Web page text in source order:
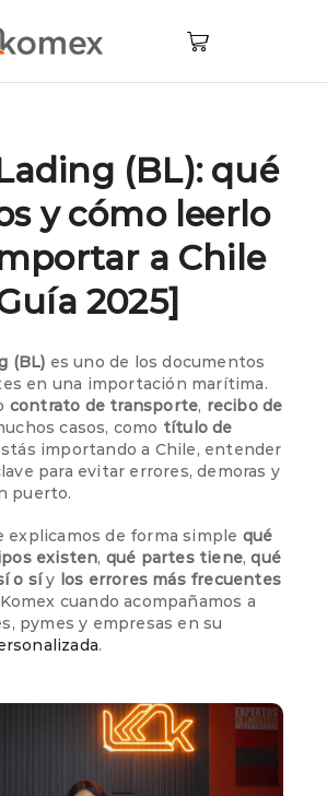
(BL): qué
y cómo leerlo
a Chile
2025]
(BL) es uno de los documentos
en una importación marítima.
contrato de transporte, recibo de
casos, como título de
importando a Chile, entender
para evitar errores, demoras y
puerto.
explicamos de forma simple qué
existen, qué partes tiene,qué
o síy los errores más frecuentes
cuando acompañamos a
pymes y empresas en su
.